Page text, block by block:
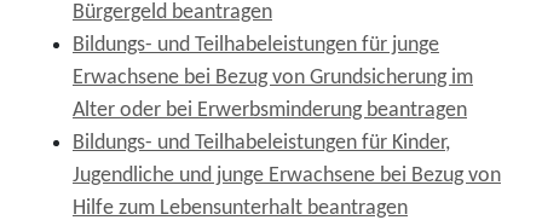
Bürgergeld beantragen
Bildungs- und Teilhabeleistungen für junge
Erwachsene bei Bezug von Grundsicherung im
Alter oder bei Erwerbsminderung beantragen
Bildungs- und Teilhabeleistungen für Kinder,
Jugendliche und junge Erwachsene bei Bezug von
Hilfe zum Lebensunterhalt beantragen